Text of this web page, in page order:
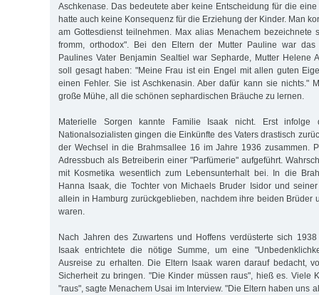
Aschkenase. Das bedeutete aber keine Entscheidung für die
hatte auch keine Konsequenz für die Erziehung der Kinder. Man
am Gottesdienst teilnehmen. Max alias Menachem bezeichnete
fromm, orthodox". Bei den Eltern der Mutter Pauline war das
Paulines Vater Benjamin Sealtiel war Sepharde, Mutter Helene
soll gesagt haben: "Meine Frau ist ein Engel mit allen guten
einen Fehler. Sie ist Aschkenasin. Aber dafür kann sie nichts."
große Mühe, all die schönen sephardischen Bräuche zu lernen.
Materielle Sorgen kannte Familie Isaak nicht. Erst infolge
Nationalsozialisten gingen die Einkünfte des Vaters drastisch
der Wechsel in die Brahmsallee 16 im Jahre 1936 zusammen.
Adressbuch als Betreiberin einer "Parfümerie" aufgeführt.
mit Kosmetika wesentlich zum Lebensunterhalt bei. In die
Hanna Isaak, die Tochter von Michaels Bruder Isidor und
allein in Hamburg zurückgeblieben, nachdem ihre beiden Brüder
waren.
Nach Jahren des Zuwartens und Hoffens verdüsterte sich
Isaak entrichtete die nötige Summe, um eine
Ausreise zu erhalten. Die Eltern Isaak waren darauf bedacht,
Sicherheit zu bringen. "Die Kinder müssen raus", hieß es. Viele
"raus", sagte Menachem Usai im Interview. "Die Eltern haben uns